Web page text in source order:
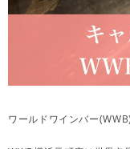
ワールドワインバー